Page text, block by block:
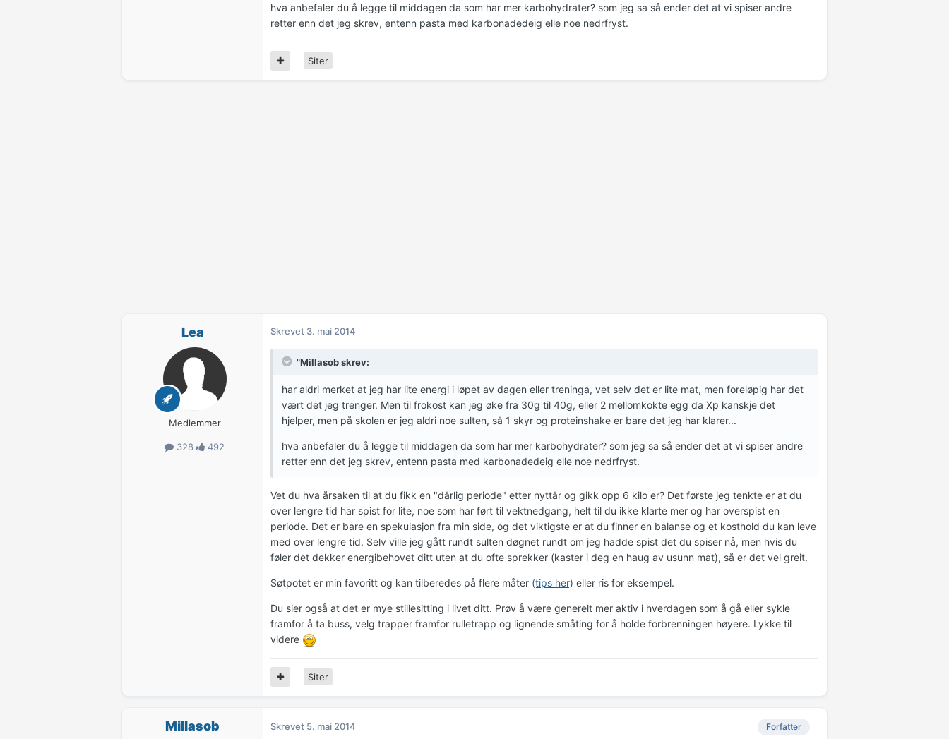
hva anbefaler du å legge til middagen da som har mer karbohydrater? som jeg sa så ender det at vi spiser andre
retter enn det jeg skrev, entenn pasta med karbonadedeig elle noe nedrfryst.
Siter
Lea
Medlemmer
328 492
Skrevet 3. mai 2014
"Millasob skrev:
har aldri merket at jeg har lite energi i løpet av dagen eller treninga, vet selv det er lite mat, men foreløpig har det
vært det jeg trenger. Men til frokost kan jeg øke fra 30g til 40g, eller 2 mellomkokte egg da Xp kanskje det
hjelper, men på skolen er jeg aldri noe sulten, så 1 skyr og proteinshake er bare det jeg har klarer...
hva anbefaler du å legge til middagen da som har mer karbohydrater? som jeg sa så ender det at vi spiser andre
retter enn det jeg skrev, entenn pasta med karbonadedeig elle noe nedrfryst.
Vet du hva årsaken til at du fikk en "dårlig periode" etter nyttår og gikk opp 6 kilo er? Det første jeg tenkte er at du
over lengre tid har spist for lite, noe som har ført til vektnedgang, helt til du ikke klarte mer og har overspist en
periode. Det er bare en spekulasjon fra min side, og det viktigste er at du finner en balanse og et kosthold du kan leve
med over lengre tid. Selv ville jeg gått rundt sulten døgnet rundt om jeg hadde spist det du spiser nå, men hvis du
føler det dekker energibehovet ditt uten at du ofte sprekker (kaster i deg en haug av usunn mat), så er det vel greit.
Søtpotet er min favoritt og kan tilberedes på flere måter (tips her) eller ris for eksempel.
Du sier også at det er mye stillesitting i livet ditt. Prøv å være generelt mer aktiv i hverdagen som å gå eller sykle
framfor å ta buss, velg trapper framfor rulletrapp og lignende småting for å holde forbrenningen høyere. Lykke til
videre
Siter
Millasob Forfatter
Skrevet 5. mai 2014